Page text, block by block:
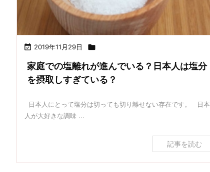
 2019年11月29日 
家庭での塩離れが進んでいる？日本人は塩分
を摂取しすぎている？
日本人にとって塩分は切っても切り離せない存在です。 日本
人が大好きな調味 ...
記事を読む